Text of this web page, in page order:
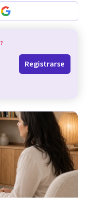
?
Registrarse